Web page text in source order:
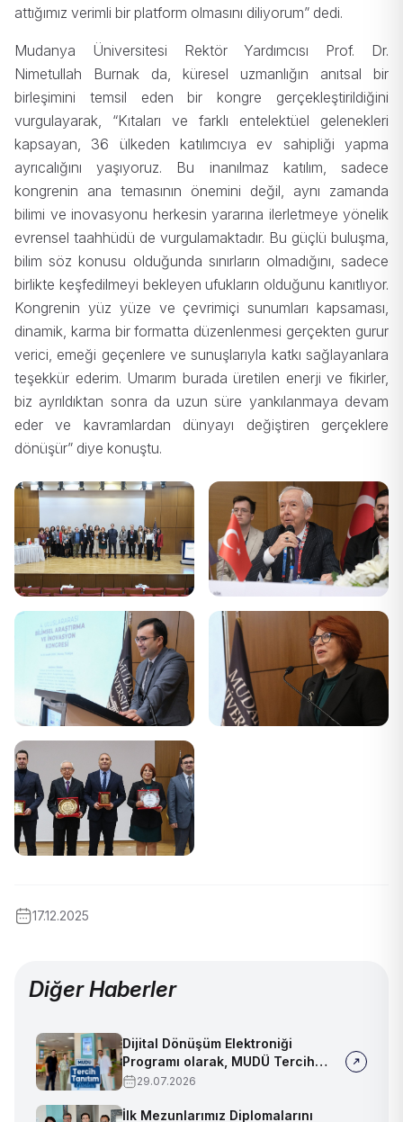
attığımız verimli bir platform olmasını diliyorum” dedi.
Mudanya Üniversitesi Rektör Yardımcısı Prof. Dr.
Nimetullah Burnak da, küresel uzmanlığın anıtsal bir
birleşimini temsil eden bir kongre gerçekleştirildiğini
vurgulayarak, “Kıtaları ve farklı entelektüel gelenekleri
kapsayan, 36 ülkeden katılımcıya ev sahipliği yapma
ayrıcalığını yaşıyoruz. Bu inanılmaz katılım, sadece
kongrenin ana temasının önemini değil, aynı zamanda
bilimi ve inovasyonu herkesin yararına ilerletmeye yönelik
evrensel taahhüdü de vurgulamaktadır. Bu güçlü buluşma,
bilim söz konusu olduğunda sınırların olmadığını, sadece
birlikte keşfedilmeyi bekleyen ufukların olduğunu kanıtlıyor.
Kongrenin yüz yüze ve çevrimiçi sunumları kapsaması,
dinamik, karma bir formatta düzenlenmesi gerçekten gurur
verici, emeği geçenlere ve sunuşlarıyla katkı sağlayanlara
teşekkür ederim. Umarım burada üretilen enerji ve fikirler,
biz ayrıldıktan sonra da uzun süre yankılanmaya devam
eder ve kavramlardan dünyayı değiştiren gerçeklere
dönüşür” diye konuştu.
17.12.2025
Diğer Haberler
Dijital Dönüşüm Elektroniği
Programı olarak, MUDÜ Tercih
Tanıtım Günleri'nde biz de
29.07.2026
İlk Mezunlarımız Diplomalarını